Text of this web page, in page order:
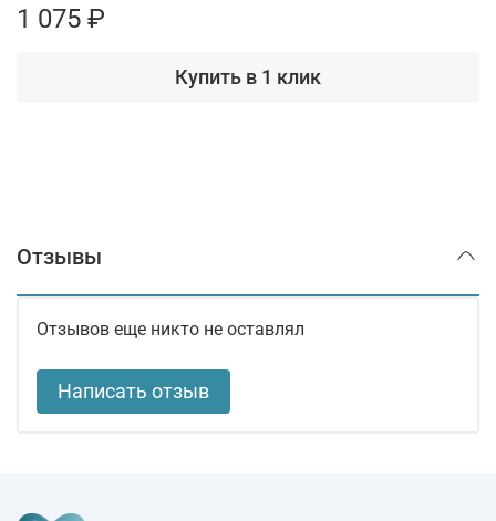
1 075 ₽
Купить в 1 клик
Отзывы
Отзывов еще никто не оставлял
Написать отзыв